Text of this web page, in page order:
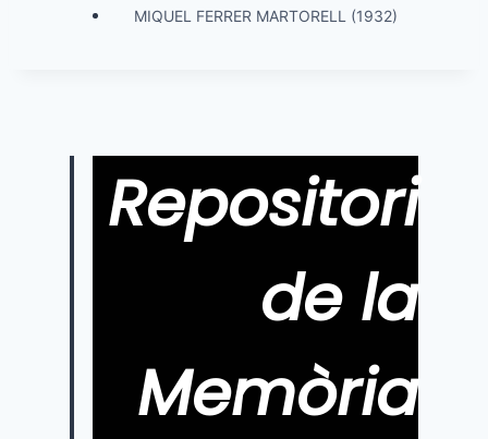
MIQUEL FERRER MARTORELL (1932)
Repositori
de la
Memòria